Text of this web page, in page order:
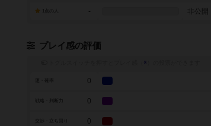
- 非公開
プレイ感の評価
※
0
戦略・判断力 0
0